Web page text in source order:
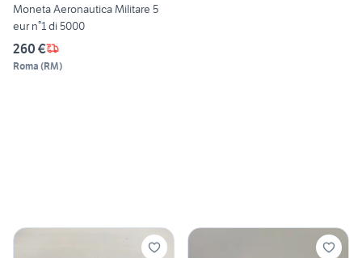
Moneta Aeronautica Militare 5
eur n°1 di 5000
260 €
Roma (RM)